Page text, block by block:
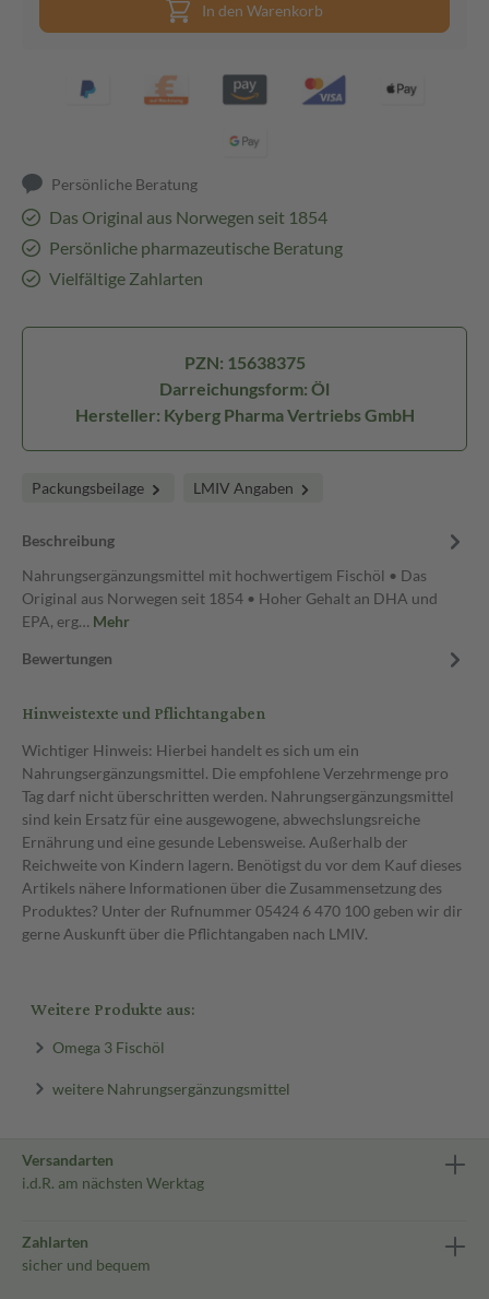
In den Warenkorb
Persönliche Beratung
Das Original aus Norwegen seit 1854
Persönliche pharmazeutische Beratung
Vielfältige Zahlarten
PZN: 15638375
Darreichungsform: Öl
Hersteller: Kyberg Pharma Vertriebs GmbH
Packungsbeilage LMIV Angaben
Beschreibung
Nahrungsergänzungsmittel mit hochwertigem Fischöl • Das
Original aus Norwegen seit 1854 • Hoher Gehalt an DHA und
EPA, erg… Mehr
Bewertungen
Hinweistexte und Pflichtangaben
Wichtiger Hinweis: Hierbei handelt es sich um ein
Nahrungsergänzungsmittel. Die empfohlene Verzehrmenge pro
Tag darf nicht überschritten werden. Nahrungsergänzungsmittel
sind kein Ersatz für eine ausgewogene, abwechslungsreiche
Ernährung und eine gesunde Lebensweise. Außerhalb der
Reichweite von Kindern lagern. Benötigst du vor dem Kauf dieses
Artikels nähere Informationen über die Zusammensetzung des
Produktes? Unter der Rufnummer 05424 6 470 100 geben wir dir
gerne Auskunft über die Pflichtangaben nach LMIV.
Weitere Produkte aus:
Omega 3 Fischöl
weitere Nahrungsergänzungsmittel
Versandarten
i.d.R. am nächsten Werktag
Zahlarten
sicher und bequem